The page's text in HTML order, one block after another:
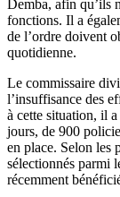
Demba, afin qu’ils
fonctions. Il a
de l’ordre doivent
quotidienne.
Le commissaire
l’insuffisance des
à cette situation, il
jours, de 900
en place. Selon les
sélectionnés parmi
récemment